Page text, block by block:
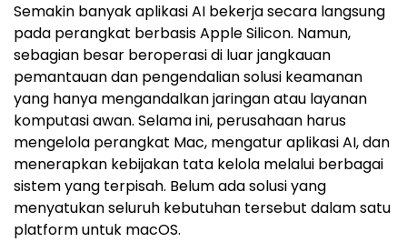
Semakin banyak aplikasi AI bekerja secara langsung
pada perangkat berbasis Apple Silicon. Namun,
sebagian besar beroperasi di luar jangkauan
pemantauan dan pengendalian solusi keamanan
yang hanya mengandalkan jaringan atau layanan
komputasi awan. Selama ini, perusahaan harus
mengelola perangkat Mac, mengatur aplikasi AI, dan
menerapkan kebijakan tata kelola melalui berbagai
sistem yang terpisah. Belum ada solusi yang
menyatukan seluruh kebutuhan tersebut dalam satu
platform untuk macOS.